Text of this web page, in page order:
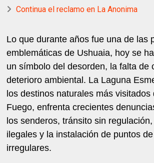
Continua el reclamo en La Anonima
Lo que durante años fue una de las
emblemáticas de Ushuaia, hoy se
un símbolo del desorden, la falta de
deterioro ambiental. La Laguna
los destinos naturales más visitados
Fuego, enfrenta crecientes
los senderos, tránsito sin
ilegales y la instalación de puntos
irregulares.